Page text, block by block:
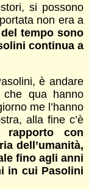
si possono
non era a
tempo sono
continua a
è andare
che qua hanno
me l’hanno
alla fine c’è
rapporto con
dell’umanità,
fino agli anni
in cui Pasolini